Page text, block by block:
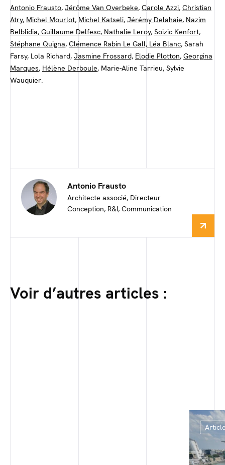
Antonio Frausto, Jérôme Van Overbeke, Carole Azzi, Christian
Atry, Michel Mourlot, Michel Katseli, Jérémy Delahaie, Nazim
Belblidia, Guillaume Delfesc, Nathalie Leroy, Soizic Kenfort,
Stéphane Quigna, Clémence Rabin Le Gall, Léa Blanc, Sarah
Farsy, Lola Richard, Jasmine Frossard, Elodie Plotton, Georgina
Marques, Hélène Derboule, Marie-Aline Tarrieu, Sylvie
Wauquier.
Antonio Frausto
Architecte associé, Directeur
Conception, R&I, Communication
Voir d’autres articles :